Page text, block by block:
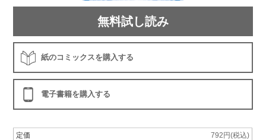
無料試し読み
紙のコミックスを購入する
電子書籍を購入する
定価
792円(税込)